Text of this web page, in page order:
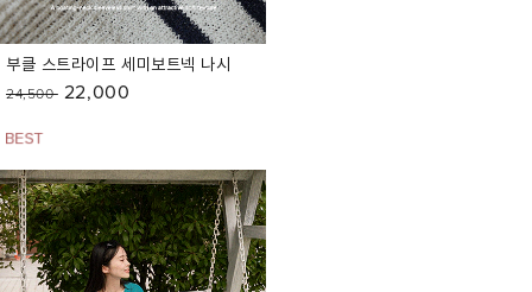
부클 스트라이프 세미보트넥 나시
24,500 22,000